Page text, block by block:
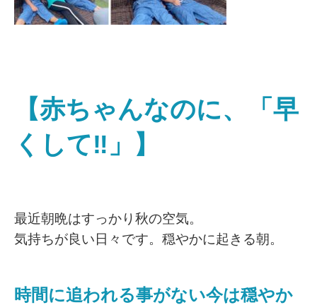
【赤ちゃんなのに、「早
くして‼️」】
最近朝晩はすっかり秋の空気。
気持ちが良い日々です。穏やかに起きる朝。
時間に追われる事がない今は穏やか